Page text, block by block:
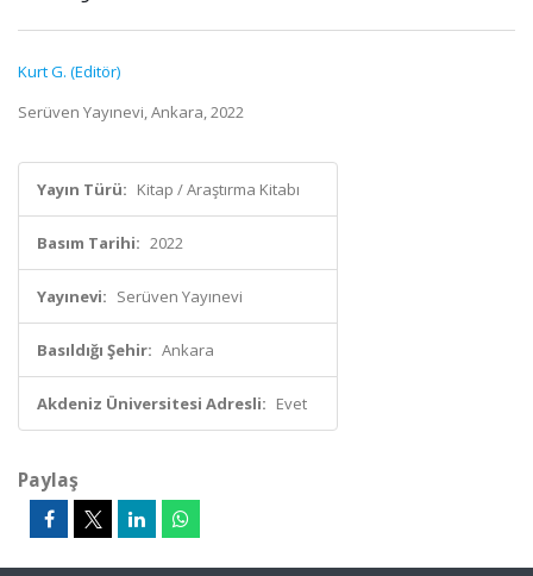
Kurt G. (Editör)
Serüven Yayınevi, Ankara, 2022
Yayın Türü: Kitap / Araştırma Kitabı
Basım Tarihi: 2022
Yayınevi: Serüven Yayınevi
Basıldığı Şehir: Ankara
Akdeniz Üniversitesi Adresli: Evet
Paylaş